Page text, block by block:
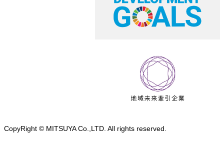
CopyRight © MITSUYA Co.,LTD. All rights reserved.